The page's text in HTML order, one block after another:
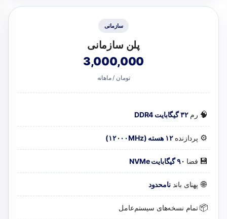
سازمانی
پلن سازمانی
3,000,000
تومان / ماهانه
🧠 رم۳۲ گیگابایت DDR4
⚙️ پردازنده۱۲ هسته (۱۲۰۰۰MHz)
💾 فضا ۹۰ گیگابایت NVMe
🌐 پهنای باندنامحدود
📦تمام نسخه‌های سیستم‌عامل